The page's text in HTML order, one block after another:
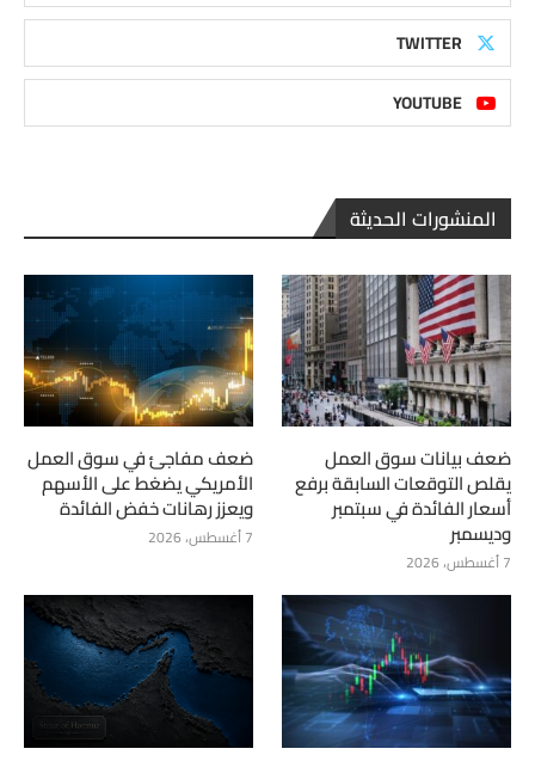
TWITTER
YOUTUBE
المنشورات الحديثة
ضعف بيانات سوق العمل
يقلص التوقعات السابقة برفع
أسعار الفائدة في سبتمبر
وديسمبر
7 أغسطس، 2026
ضعف مفاجئ في سوق العمل
الأمريكي يضغط على الأسهم
ويعزز رهانات خفض الفائدة
7 أغسطس، 2026